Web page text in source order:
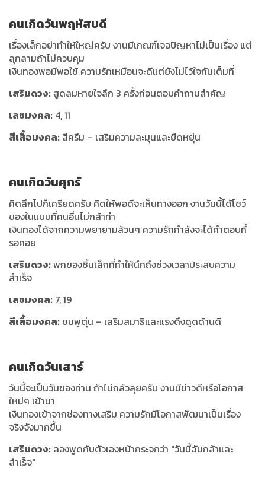
คนเกิดวันพฤหัสบดี
เรื่องเล็กอย่าทำให้ใหญ่ครับ งานมีเกณฑ์เจอปัญหาไม่เป็นเรื่อง แต่
ลุกลามถ้าไม่ควบคุม
เงินทองพอมีพอใช้ ความรักเหมือนจะดีแต่ยังไม่ไว้ใจกันเต็มที่
เสริมดวง: สูดลมหายใจลึก 3 ครั้งก่อนตอบคำถามสำคัญ
เลขมงคล: 4, 11
สีเสื้อมงคล: สีครีม – เสริมความละมุนและยืดหยุ่น
คนเกิดวันศุกร์
คิดลึกไปก็เครียดครับ คิดให้พอดีจะเห็นทางออก งานวันนี้ได้โชว์
ของในแบบที่คนอื่นไม่กล้าทำ
เงินทองได้จากความพยายามล้วนๆ ความรักกำลังจะได้คำตอบที่
รอคอย
เสริมดวง:พกของชิ้นเล็กที่ทำให้นึกถึงช่วงเวลาประสบความ
สำเร็จ
เลขมงคล: 7, 19
สีเสื้อมงคล: ชมพูตุ่น – เสริมสมาธิและแรงดึงดูดด้านดี
คนเกิดวันเสาร์
วันนี้จะเป็นวันของท่าน ถ้าไม่กลัวลุยครับ งานมีข่าวดีหรือโอกาส
ใหม่ๆ เข้ามา
เงินทองเข้าจากช่องทางเสริม ความรักมีโอกาสพัฒนาเป็นเรื่อง
จริงจังมากขึ้น
เสริมดวง: ลองพูดกับตัวเองหน้ากระจกว่า "วันนี้ฉันกล้าและ
สำเร็จ"